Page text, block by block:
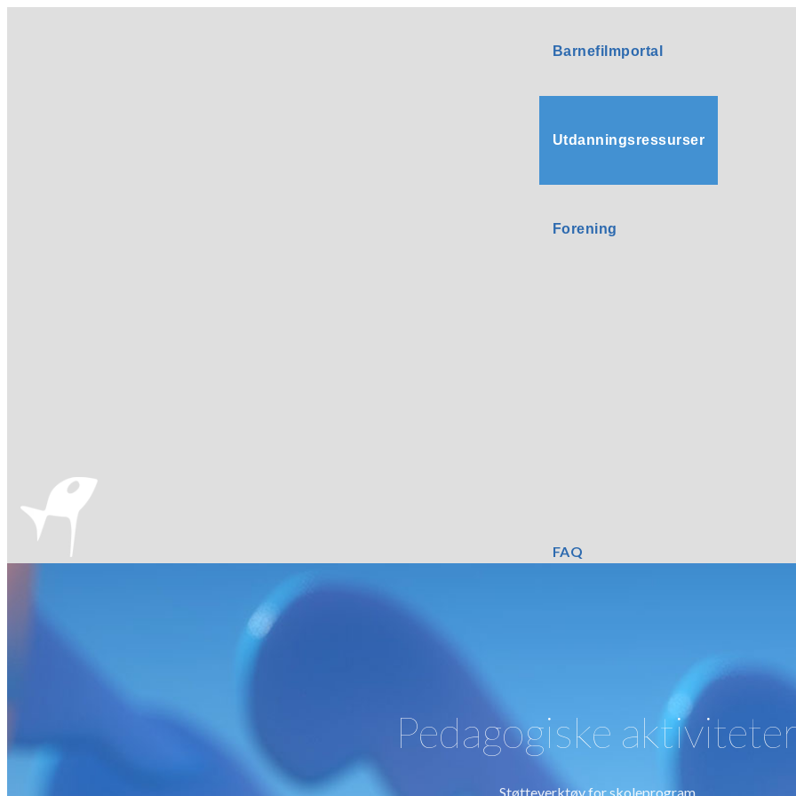
Barnefilmportal
Utdanningsressurser
Forening
FAQ
Pedagogiske
Støtteverktøy for skoleprogram